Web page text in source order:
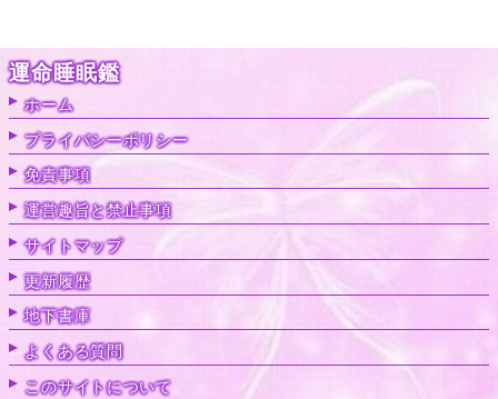
運命睡眠鑑
ホーム
プライバシーポリシー
免責事項
運営趣旨と禁止事項
サイトマップ
更新履歴
地下書庫
よくある質問
このサイトについて